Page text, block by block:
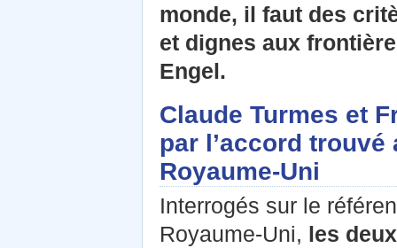
monde, il faut des
et dignes aux
Engel.
Claude Turmes et
par l’accord
Royaume-Uni
Interrogés sur le
Royaume-Uni, les